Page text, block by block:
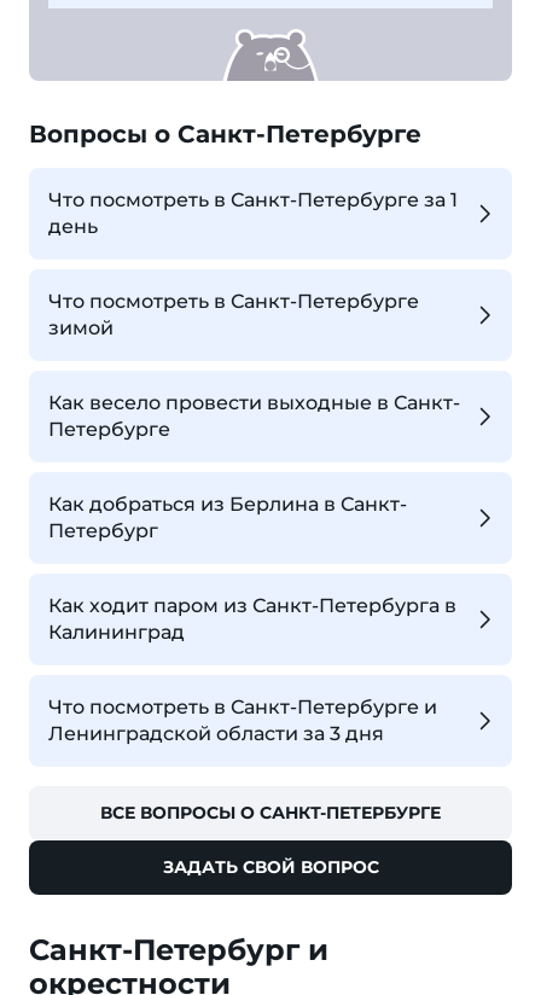
Вопросы о Санкт-Петербурге
Что посмотреть в Санкт-Петербурге за 1
день
Что посмотреть в Санкт-Петербурге
зимой
Как весело провести выходные в Санкт-
Петербурге
Как добраться из Берлина в Санкт-
Петербург
Как ходит паром из Санкт-Петербурга в
Калининград
Что посмотреть в Санкт-Петербурге и
Ленинградской области за 3 дня
ВСЕ ВОПРОСЫ О САНКТ-ПЕТЕРБУРГЕ
ЗАДАТЬ СВОЙ ВОПРОС
Санкт-Петербург и
окрестности